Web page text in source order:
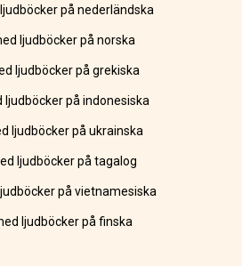
på nederländska
ljudböcker på norska
ljudböcker på grekiska
ljudböcker på indonesiska
ljudböcker på ukrainska
ljudböcker på tagalog
på vietnamesiska
ljudböcker på finska